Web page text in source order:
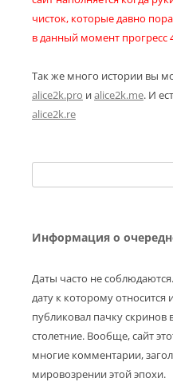
чисток, которые давно
в данный момент прогресс
Так же много истории вы
alice2k.pro иalice2k.me. И
alice2k.re
Информация о
Даты часто не
дату к которому
публиковал пачку скринов
столетние. Вообще, сайт
многие комментарии,
мировозрении этой эпохи.